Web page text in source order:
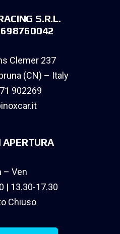
S.R.L.
Clemer 237
(CN) – Italy
902269
APERTURA
– Ven
| 13.30-17.30
Chiuso